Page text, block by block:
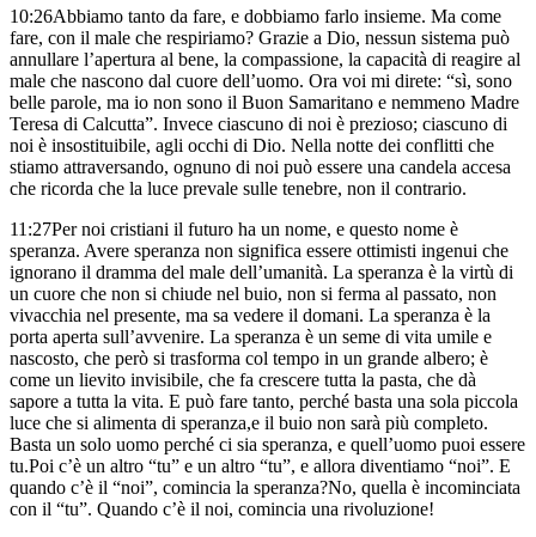
10:26Abbiamo tanto da fare, e dobbiamo farlo insieme. Ma come
fare, con il male che respiriamo? Grazie a Dio, nessun sistema può
annullare l’apertura al bene, la compassione, la capacità di reagire al
male che nascono dal cuore dell’uomo. Ora voi mi direte: “sì, sono
belle parole, ma io non sono il Buon Samaritano e nemmeno Madre
Teresa di Calcutta”. Invece ciascuno di noi è prezioso; ciascuno di
noi è insostituibile, agli occhi di Dio. Nella notte dei conflitti che
stiamo attraversando, ognuno di noi può essere una candela accesa
che ricorda che la luce prevale sulle tenebre, non il contrario.
11:27Per noi cristiani il futuro ha un nome, e questo nome è
speranza. Avere speranza non significa essere ottimisti ingenui che
ignorano il dramma del male dell’umanità. La speranza è la virtù di
un cuore che non si chiude nel buio, non si ferma al passato, non
vivacchia nel presente, ma sa vedere il domani. La speranza è la
porta aperta sull’avvenire. La speranza è un seme di vita umile e
nascosto, che però si trasforma col tempo in un grande albero; è
come un lievito invisibile, che fa crescere tutta la pasta, che dà
sapore a tutta la vita. E può fare tanto, perché basta una sola piccola
luce che si alimenta di speranza,e il buio non sarà più completo.
Basta un solo uomo perché ci sia speranza, e quell’uomo puoi essere
tu.Poi c’è un altro “tu” e un altro “tu”, e allora diventiamo “noi”. E
quando c’è il “noi”, comincia la speranza?No, quella è incominciata
con il “tu”. Quando c’è il noi, comincia una rivoluzione!